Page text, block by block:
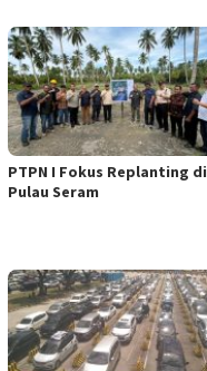
PTPN I Fokus Replanting di
Pulau Seram